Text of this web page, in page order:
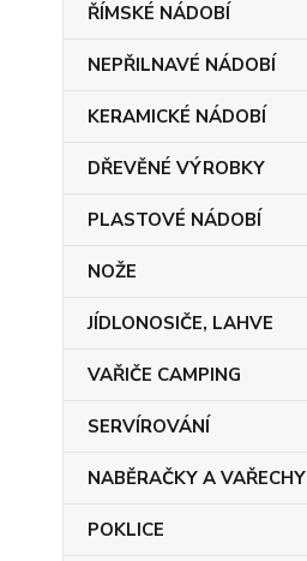
ŘÍMSKÉ NÁDOBÍ
NEPŘILNAVÉ NÁDOBÍ
KERAMICKÉ NÁDOBÍ
DŘEVĚNÉ VÝROBKY
PLASTOVÉ NÁDOBÍ
NOŽE
JÍDLONOSIČE, LAHVE
VAŘIČE CAMPING
SERVÍROVÁNÍ
NABĚRAČKY A VAŘECHY
POKLICE